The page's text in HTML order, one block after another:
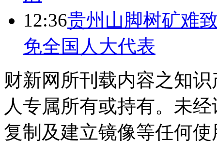
12:36贵州山脚树矿难
免全国人大代表
财新网所刊载内容之知
人专属所有或持有。未
复制及建立镜像等任何使